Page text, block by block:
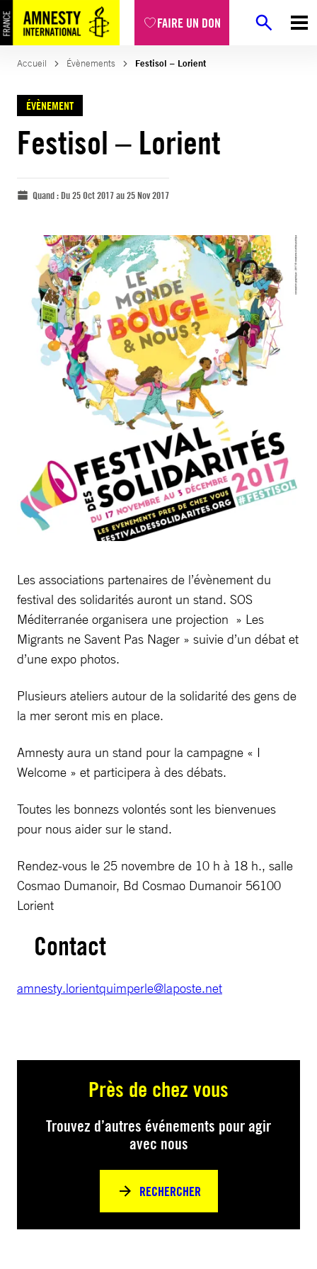
FAIRE UN DON
Accueil Évènements Festisol – Lorient
ÉVÈNEMENT
Festisol – Lorient
Quand :Du 25 Oct 2017 au 25 Nov 2017
Les associations partenaires de l’évènement du
festival des solidarités auront un stand. SOS
Méditerranée organisera une projection » Les
Migrants ne Savent Pas Nager » suivie d’un débat et
d’une expo photos.
Plusieurs ateliers autour de la solidarité des gens de
la mer seront mis en place.
Amnesty aura un stand pour la campagne « I
Welcome » et participera à des débats.
Toutes les bonnezs volontés sont les bienvenues
pour nous aider sur le stand.
Rendez-vous le 25 novembre de 10 h à 18 h., salle
Cosmao Dumanoir, Bd Cosmao Dumanoir 56100
Lorient
Contact
amnesty.lorientquimperle@laposte.net
Près de chez vous
Trouvez d’autres événements pour agir
avec nous
RECHERCHER